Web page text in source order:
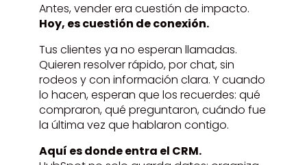
Antes, vender era cuestión de impacto.
Hoy, es cuestión de conexión.
Tus clientes ya no esperan llamadas.
Quieren resolver rápido, por chat, sin
rodeos y con información clara. Y cuando
lo hacen, esperan que los recuerdes: qué
compraron, qué preguntaron, cuándo fue
la última vez que hablaron contigo.
Aquí es donde entra el CRM.